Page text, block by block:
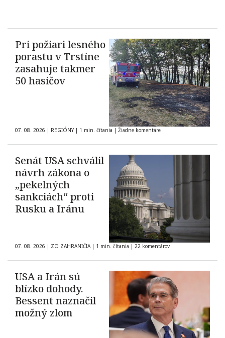
Pri požiari lesného
porastu v Trstíne
zasahuje takmer
50 hasičov
07. 08. 2026 | REGIÓNY | 1 min. čítania | Žiadne komentáre
Senát USA schválil
návrh zákona o
„pekelných
sankciách“ proti
Rusku a Iránu
07. 08. 2026 | ZO ZAHRANIČIA | 1 min. čítania | 22 komentárov
USA a Irán sú
blízko dohody.
Bessent naznačil
možný zlom